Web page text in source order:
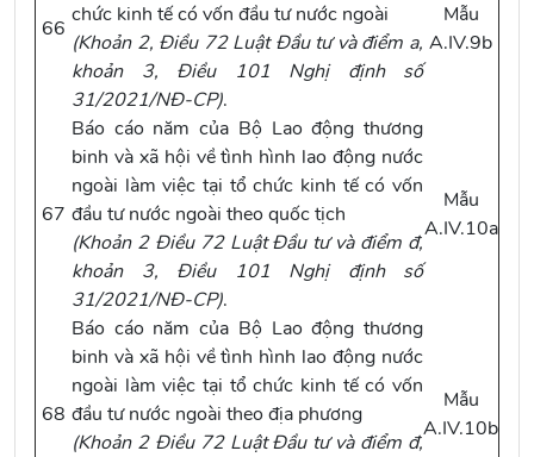
66
chức kinh tế có vốn đầu tư nước ngoài
(Khoản 2, Điều 72 Luật Đầu tưvàđiểm a,
khoản 3, Điều 101 Nghị định số
31/2021/NĐ-CP).
Mẫu
A.IV.9b
67
Báo cáo năm của Bộ Lao động thương
binh và xã hội về tình hình lao động nước
ngoài làm việc tại tổ chức kinh tế có vốn
đầu tư nước ngoài theo quốc tịch
(Khoản 2 Điều 72 Luật Đầu tưvà điểm đ,
khoản 3, Điều 101 Nghị định số
31/2021/NĐ-CP).
Mẫu
A.IV.10a
68
Báo cáo năm của Bộ Lao động thương
binh và xã hội về tình hình lao động nước
ngoài làm việc tại tổ chức kinh tế có vốn
đầu tư nước ngoài theo địa phương
(Khoản 2 Điều 72 Luật Đầu tưvà điểm đ,
Mẫu
A.IV.10b